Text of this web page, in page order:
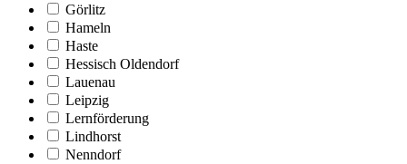
Görlitz
Hameln
Haste
Hessisch Oldendorf
Lauenau
Leipzig
Lernförderung
Lindhorst
Nenndorf